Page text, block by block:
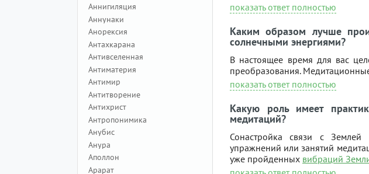
Аннигиляция
Аннунаки
Анорексия
Антахкарана
Антивселенная
Антиматерия
Антимир
Антитворение
Антихрист
Антропонимика
Анубис
Анура
Аполлон
Арарат
показать ответ полностью
Каким образом лучше
солнечными энергиями?
В настоящее время для вас
преобразования.
показать ответ полностью
Какую роль имеет
медитаций?
Сонастройка связи с
упражнений или занятий
уже пройденных вибраций